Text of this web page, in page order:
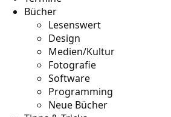
Bücher
Lesenswert
Design
Medien/Kultur
Fotografie
Software
Programming
Neue Bücher